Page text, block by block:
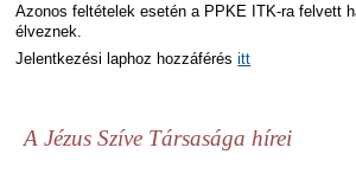
Azonos feltételek esetén a PPKE ITK-ra felvett
élveznek.
Jelentkezési laphoz hozzáférésitt
A Jézus Szíve Társasága hírei